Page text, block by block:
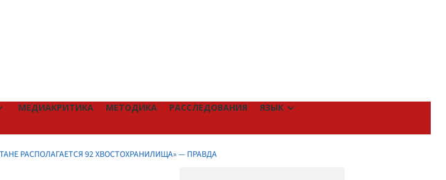
МЕДИАКРИТИКА МЕТОДИКА РАССЛЕДОВАНИЯ ЯЗЫК
РАСПОЛАГАЕТСЯ 92 ХВОСТОХРАНИЛИЩА» — ПРАВДА